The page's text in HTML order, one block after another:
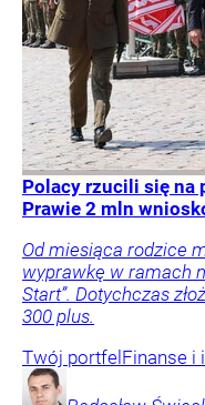
Polacy rzucili się na
Prawie 2 mln
Od miesiąca rodzice
wyprawkę w ramach
Start”. Dotychczas
300 plus.
Twój portfel Finanse i